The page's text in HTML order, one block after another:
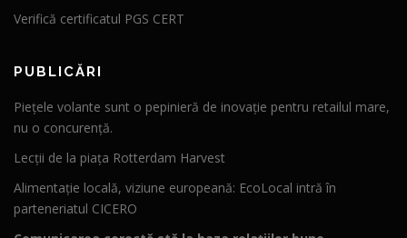
Verifică certificatul PGS CERT
PUBLICĂRI
Piețele volante sunt o pepinieră de inovație pentru retailul mare,
nu o concurență.
Lecții de la piața Rotterdam Harvest
Alimentație locală, viziune europeană: EcoLocal intră în
parteneriatul CICERO